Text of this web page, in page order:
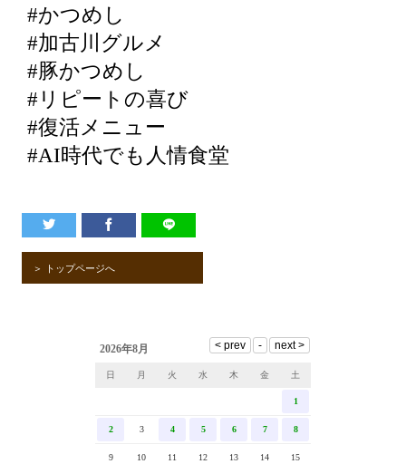
#かつめし
#加古川グルメ
#豚かつめし
#リピートの喜び
#復活メニュー
#AI時代でも人情食堂
＞ トップページへ
2026年8月
日 月 火 水 木 金 土
1
2 3 4 5 6 7 8
9 10 11 12 13 14 15